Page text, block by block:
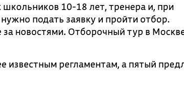
10-18 лет, тренера и, при
подать заявку и пройти отбор.
за новостями. Отборочный тур в
известным регламентам, а пятый